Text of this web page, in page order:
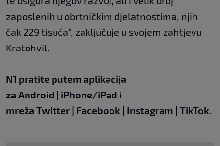
zaposlenih u obrtničkim djelatnostima, njih
čak 229 tisuća“, zaključuje u svojem zahtjevu
Kratohvil.
N1 pratite putem aplikacija
za Android | iPhone/iPad i
mreža Twitter | Facebook | Instagram | TikTok.